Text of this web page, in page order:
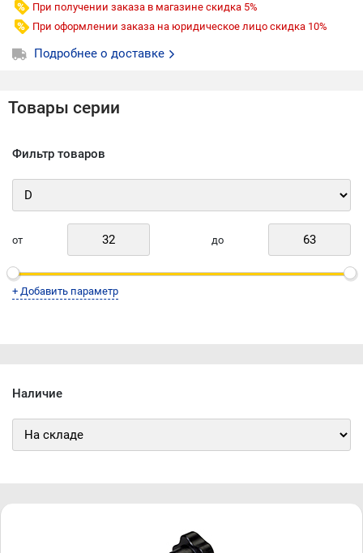
Бренд WOODWORK / ВУДВОРК (Россия)
При получении заказа в магазине скидка 5%
При оформлении заказа на юридическое лицо скидка 10%
Подробнее о доставке
Товары серии
Фильтр товаров
от до
+ Добавить параметр
Наличие